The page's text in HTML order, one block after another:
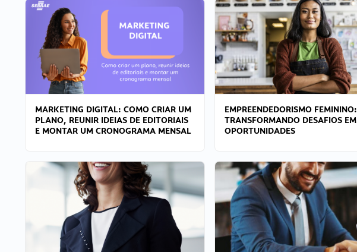
MARKETING DIGITAL: COMO CRIAR UM
PLANO, REUNIR IDEIAS DE EDITORIAIS
E MONTAR UM CRONOGRAMA MENSAL
EMPREENDEDORISMO FEMININO:
TRANSFORMANDO DESAFIOS EM
OPORTUNIDADES